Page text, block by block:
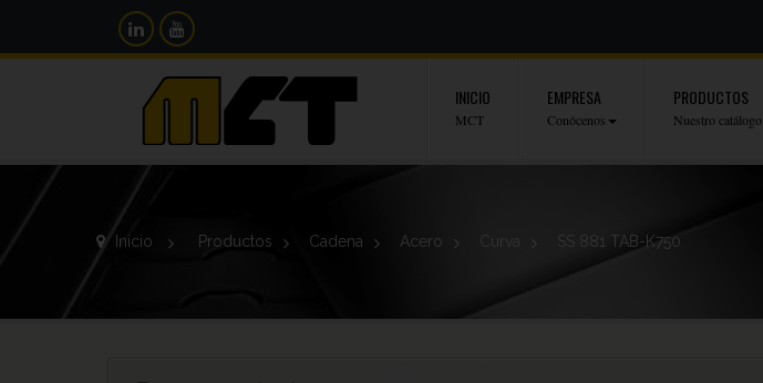
INICIO
MCT
EMPRESA
Conócenos
PRODUCTOS
Nuestro catálogo
Inicio > Productos > Cadena > Acero > Curva SS 881 TAB-K750